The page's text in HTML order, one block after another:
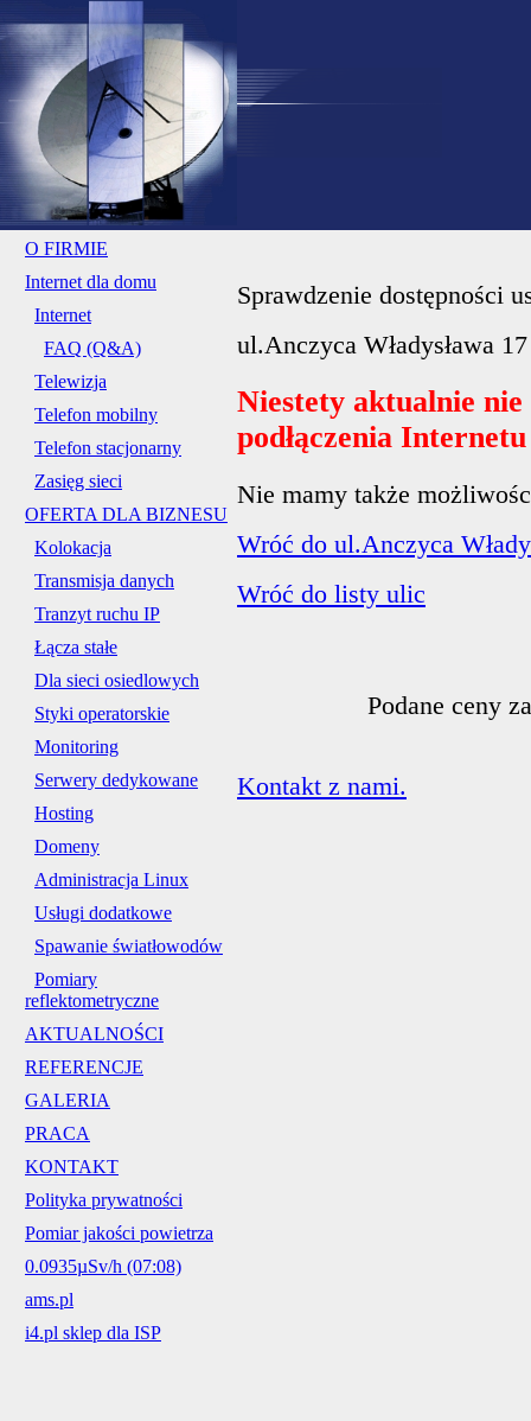
O FIRMIE
Internet dla domu
Internet
FAQ (Q&A)
Telewizja
Telefon mobilny
Telefon stacjonarny
Zasięg sieci
OFERTA DLA BIZNESU
Kolokacja
Transmisja danych
Tranzyt ruchu IP
Łącza stałe
Dla sieci osiedlowych
Styki operatorskie
Monitoring
Serwery dedykowane
Hosting
Domeny
Administracja Linux
Usługi dodatkowe
Spawanie światłowodów
Pomiary
reflektometryczne
AKTUALNOŚCI
REFERENCJE
GALERIA
PRACA
KONTAKT
Polityka prywatności
Pomiar jakości powietrza
0.0935µSv/h (07:08)
ams.pl
i4.pl sklep dla ISP
Sprawdzenie dostępności
ul.Anczyca Władysława 17
Niestety aktualnie
podłączenia
Nie mamy także
Wróć do ul.Anczyca
Wróć do listy ulic
Podane ceny
Kontakt z nami.